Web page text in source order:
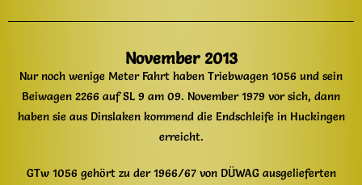
November 2013
Nur noch wenige Meter Fahrt haben Triebwagen 1056 und sein
Beiwagen 2266 auf SL 9 am 09. November 1979 vor sich, dann
haben sie aus Dinslaken kommend die Endschleife in Huckingen
erreicht.
GTw 1056 gehört zu der 1966/67 von DÜWAG ausgelieferten